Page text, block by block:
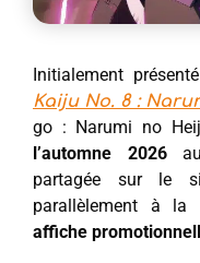
Initialement
Kaiju No. 8 :
go : Narumi no
l’automne 2026au
partagée sur le
parallèlement à la
affiche